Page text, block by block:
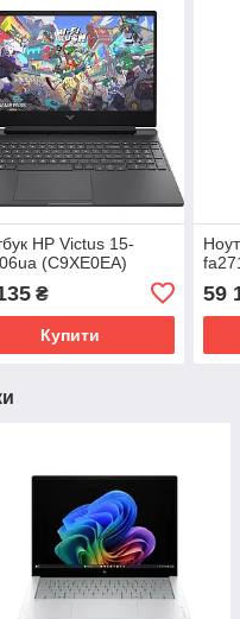
HP Victus 15-
(C9XE0EA)
₴
Купити
59